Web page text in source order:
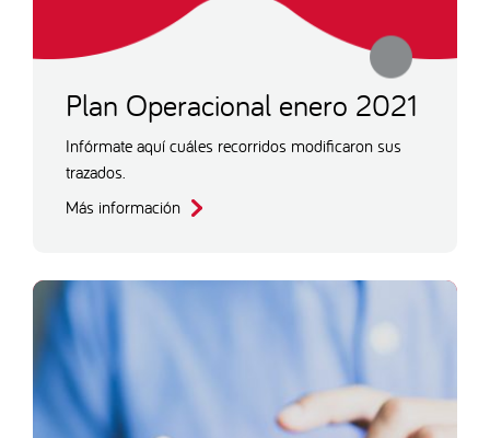
Plan Operacional enero 2021
Infórmate aquí cuáles recorridos modificaron sus
trazados.
Más información